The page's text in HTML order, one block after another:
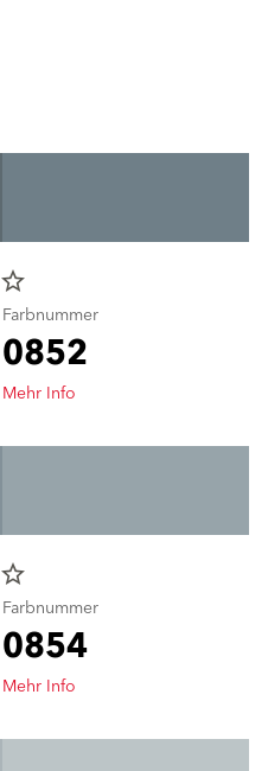
star_border
Farbnummer
0852
Mehr Info
star_border
Farbnummer
0854
Mehr Info